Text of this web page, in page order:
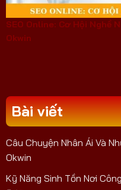
SEO Online: Cơ Hội Nghề
Okwin
Bài viết
Câu Chuyện Nhân Ái Và
Okwin
Kỹ Năng Sinh Tồn Nơi